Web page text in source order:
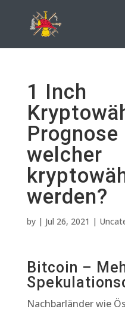
1 Inch
welcher
werden?
by | Jul 26, 2021 |
Bitcoin –
Nachbarländer wie